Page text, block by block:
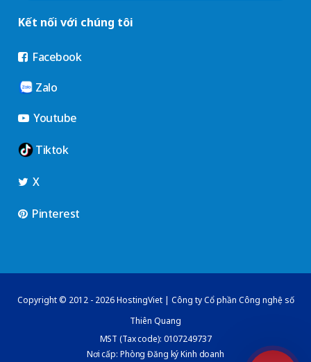
Kết nối với chúng tôi
Facebook
Zalo
Youtube
Tiktok
X
Pinterest
Copyright © 2012 - 2026 HostingViet | Công ty Cổ phần Công nghệ số
Thiên Quang
MST (Tax code): 0107249737
Nơi cấp: Phòng Đăng ký Kinh doanh